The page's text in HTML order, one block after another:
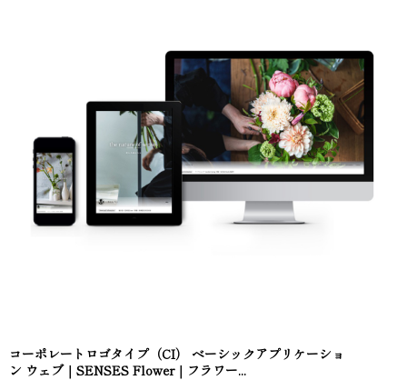
コーポレートロゴタイプ（CI） ベーシックアプリケーショ
ン ウェブ｜SENSES Flower｜フラワー...